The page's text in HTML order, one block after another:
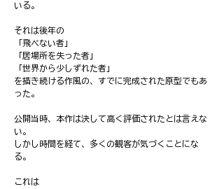
いる。
それは後年の
「飛べない者」
「居場所を失った者」
「世界から少しずれた者」
を描き続ける作風の、すでに完成された原型でもあ
った。
公開当時、本作は決して高く評価されたとは言えな
い。
しかし時間を経て、多くの観客が気づくことにな
る。
これは